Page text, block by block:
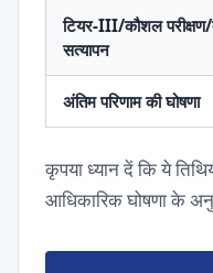
टियर-III/कौशल
सत्यापन
अंतिम परिणाम की घोषणा
कृपया ध्यान दें कि ये
आधिकारिक घोषणा के